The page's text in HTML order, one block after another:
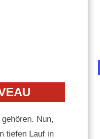
Nun,
tiefen Lauf in